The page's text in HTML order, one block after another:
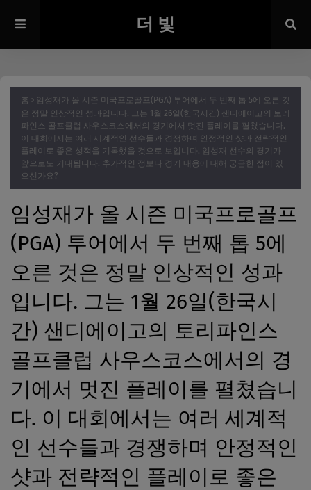
더 빛
홈
임성재가 올 시즌 미국프로골프(PGA) 투어에서 두 번째 톱 5에 오른 것
은 정말 인상적인 성과입니다. 그는 1월 26일(한국시간) 샌디에이고의 토리
파인스 골프클럽 사우스코스에서의 경기에서 멋진 플레이를 펼쳤습니다.
이 대회에서는 여러 세계적인 선수들과 경쟁하며 안정적인 샷과 전략적인
플레이로 좋은 성적을 기록했을 것으로 보입니다. 임성재 선수의 경기가
앞으로도 기대됩니다. 추가적인 정보나 경기 내용에 대해 궁금한 점이 있
으신가요?
임성재가 올 시즌 미국프로골프
(PGA) 투어에서 두 번째 톱 5에
오른 것은 정말 인상적인 성과
입니다. 그는 1월 26일(한국시
간) 샌디에이고의 토리파인스
골프클럽 사우스코스에서의 경
기에서 멋진 플레이를 펼쳤습니
다. 이 대회에서는 여러 세계적
인 선수들과 경쟁하며 안정적인
샷과 전략적인 플레이로 좋은